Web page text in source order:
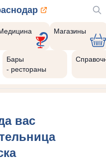
Магазины
Бары
- рестораны
вас